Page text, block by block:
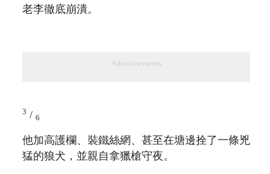
老李徹底崩潰。
Advertisements
3 / 6
他加高護欄、裝鐵絲網、甚至在塘邊拴了一條兇
猛的狼犬，並親自拿獵槍守夜。